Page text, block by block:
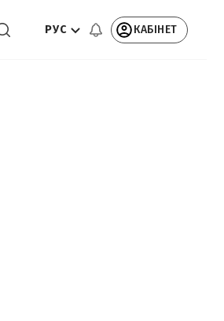
РУС КАБІНЕТ